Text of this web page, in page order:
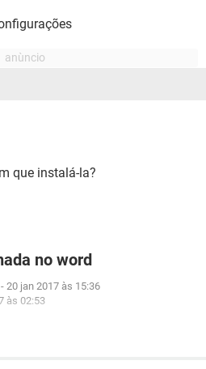
que instalá-la?
no word
- 20 jan 2017 às 15:36
às 02:53